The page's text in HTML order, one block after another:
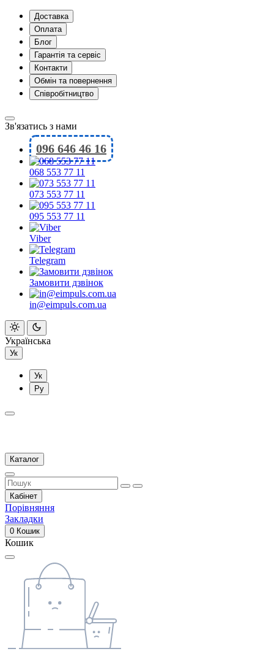
Доставка
Оплата
Блог
Гарантія та сервіс
Контакти
Обмін та повернення
Співробітництво
Зв'язатись з нами
096 646 46 16
068 553 77 11
073 553 77 11
095 553 77 11
Viber
Telegram
Замовити дзвінок
in@eimpuls.com.ua
Українська
Ук
Ук
Ру
Каталог
Кабінет
Порівняння
Закладки
0 Кошик
Кошик